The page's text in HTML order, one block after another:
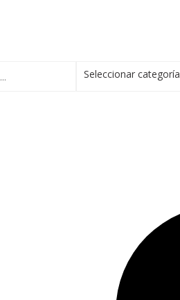
Seleccionar categoría